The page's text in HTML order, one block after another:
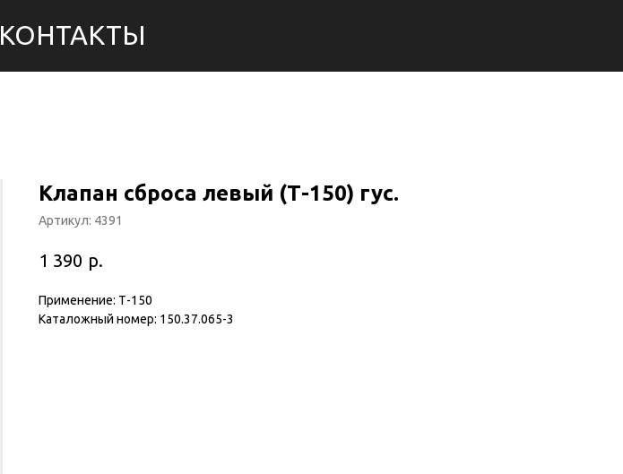
КОНТАКТЫ
Клапан сброса левый (Т-150) гус.
Артикул: 4391
1 390 р.
Применение: Т-150
Каталожный номер: 150.37.065-3